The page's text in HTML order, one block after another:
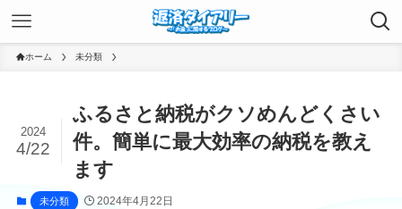
ホーム 未分類
ふるさと納税がクソめんどくさい
件。簡単に最大効率の納税を教え
ます
2024
4/22
未分類 2024年4月22日